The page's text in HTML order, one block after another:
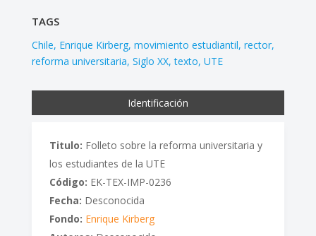
TAGS
Chile Enrique Kirberg movimiento estudiantil rector
reforma universitaria Siglo XX texto UTE
Identificación
Titulo: Folleto sobre la reforma universitaria y
los estudiantes de la UTE
Código: EK-TEX-IMP-0236
Fecha: Desconocida
Fondo: Enrique Kirberg